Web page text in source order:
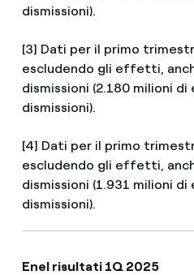
dismissioni).
[3] Dati per il primo
escludendo gli effetti,
dismissioni (2.180 milioni
dismissioni).
[4] Dati per il primo
escludendo gli effetti,
dismissioni (1.931 milioni
dismissioni).
Enel risultati 1Q 2025